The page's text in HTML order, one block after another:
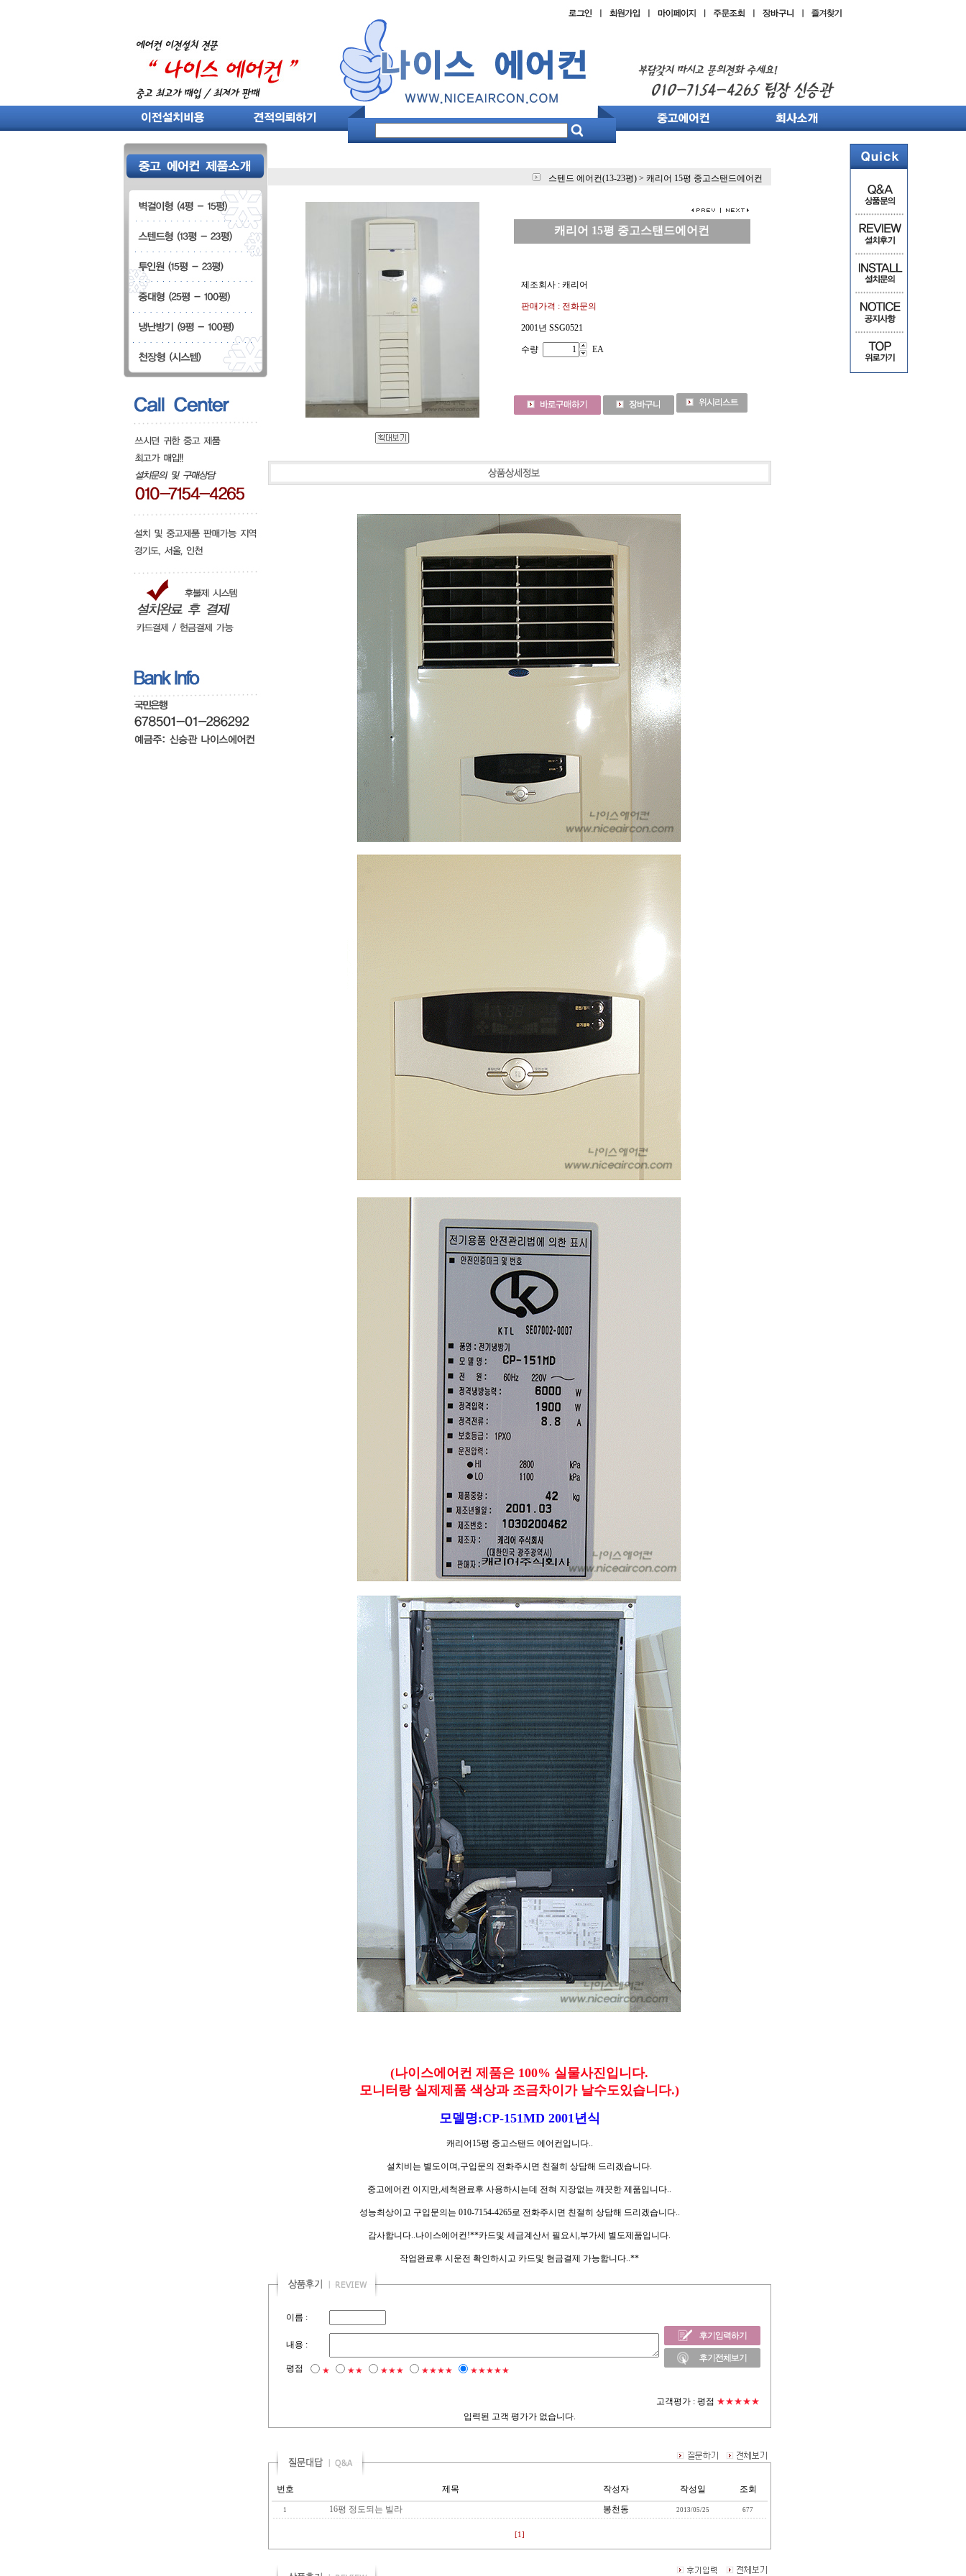
스텐드 에어컨(13-23평) > 캐리어 15평 중고스탠드에어컨
캐리어 15평 중고스탠드에어컨
제조회사 : 캐리어
판매가격 : 전화문의
2001년 SSG0521
수량 EA
(나이스에어컨 제품은 100% 실물사진입니다.
모니터랑 실제제품 색상과 조금차이가 날수도있습니다.)
모델명:CP-151MD 2001년식
캐리어15평 중고스탠드 에어컨입니다..
설치비는 별도이며,구입문의 전화주시면 친절히 상담해 드리겠습니다.
중고에어컨 이지만,세척완료후 사용하시는데 전혀 지장없는 깨끗한 제품입니다..
성능최상이고 구입문의는 010-7154-4265로 전화주시면 친절히 상담해 드리겠습니다..
감사합니다..나이스에어컨!**카드및 세금계산서 필요시,부가세 별도제품입니다.
작업완료후 시운전 확인하시고 카드및 현금결제 가능합니다..**
이름 :
내용 :
평점 ★ ★★ ★★★ ★★★★ ★★★★★
고객평가 : 평점 ★★★★★
입력된 고객 평가가 없습니다.
번호 제목 작성자 작성일 조회
1 16평 정도되는 빌라 봉천동 2013/05/25 677
[1]